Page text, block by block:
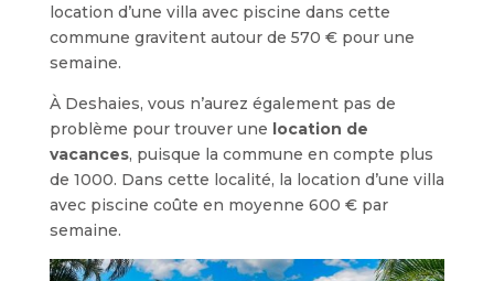
location d’une villa avec piscine dans cette
commune gravitent autour de 570 € pour une
semaine.
À Deshaies, vous n’aurez également pas de
problème pour trouver une location de
vacances, puisque la commune en compte plus
de 1000. Dans cette localité, la location d’une villa
avec piscine coûte en moyenne 600 € par
semaine.